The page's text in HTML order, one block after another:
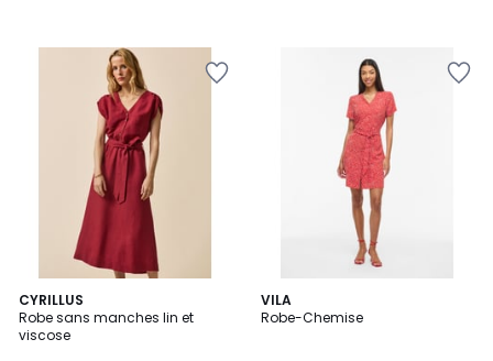
CYRILLUS
Robe sans manches lin et
viscose
4
/
5
2
Couleurs
VILA
Robe-Chemise